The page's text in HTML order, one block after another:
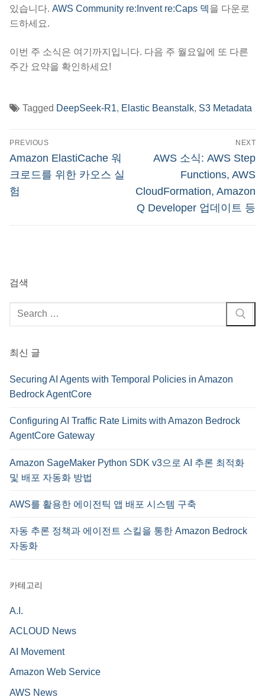
있습니다. AWS Community re:Invent re:Caps 덱을 다운로
드하세요.
이번 주 소식은 여기까지입니다. 다음 주 월요일에 또 다른
주간 요약을 확인하세요!
Tagged DeepSeek-R1, Elastic Beanstalk, S3 Metadata
글
탐
색
PREVIOUS
Previous
post:
Amazon ElastiCache 워
크로드를 위한 카오스 실
험
NEXT
Next
AWS 소식: AWS Step
Functions, AWS
CloudFormation, Amazon
Q Developer 업데이트 등
검색
검
색
최신 글
Securing AI Agents with Temporal Policies in Amazon
Bedrock AgentCore
Configuring AI Traffic Rate Limits with Amazon Bedrock
AgentCore Gateway
Amazon SageMaker Python SDK v3으로 AI 추론 최적화
및 배포 자동화 방법
AWS를 활용한 에이전틱 앱 배포 시스템 구축
자동 추론 정책과 에이전트 스킬을 통한 Amazon Bedrock
자동화
카테고리
A.I.
ACLOUD News
AI Movement
Amazon Web Service
AWS News